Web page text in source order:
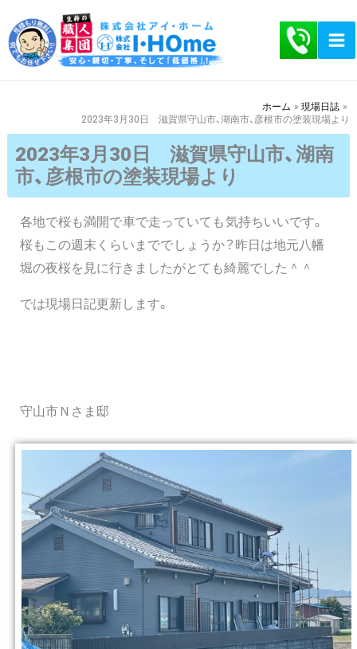
容
を
ホーム
現場日誌
2023年3月30日 滋賀県守山市、湖南市、彦根市の塗装現場より
2023年3月30日 滋賀県守山市、湖南
市、彦根市の塗装現場より
各地で桜も満開で車で走っていても気持ちいいです。
桜もこの週末くらいまででしょうか？昨日は地元八幡
堀の夜桜を見に行きましたがとても綺麗でした＾＾
では現場日記更新します。
守山市Ｎさま邸